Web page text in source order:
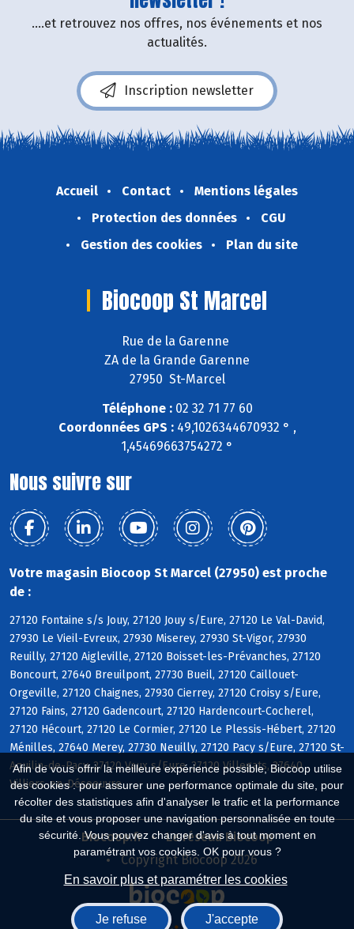
Afin de vous offrir la meilleure expérience possible, Biocoop utilise
des cookies : pour assurer une performance optimale du site, pour
récolter des statistiques afin d'analyser le trafic et la performance
du site et vous proposer une navigation personnalisée en toute
sécurité. Vous pouvez changer d'avis à tout moment en
paramétrant vos cookies. OK pour vous ?
En savoir plus et paramétrer les cookies
Je refuse J'accepte
....et retrouvez nos offres, nos événements et nos
actualités.
Inscription newsletter
Accueil Contact
Mentions légales
Protection des données
CGU
Gestion des cookies
Plan du site
Biocoop St Marcel
Rue de la Garenne
ZA de la Grande Garenne
27950 St-Marcel
Téléphone :02 32 71 77 60
Coordonnées GPS :49,1026344670932 ° ,
1,45469663754272 °
Nous suivre sur
Votre magasin Biocoop St Marcel (27950) est proche
de :
27120 Fontaine s/s Jouy, 27120 Jouy s/Eure, 27120 Le Val-David,
27930 Le Vieil-Evreux, 27930 Miserey, 27930 St-Vigor, 27930
Reuilly, 27120 Aigleville, 27120 Boisset-les-Prévanches, 27120
Boncourt, 27640 Breuilpont, 27730 Bueil, 27120 Caillouet-
Orgeville, 27120 Chaignes, 27930 Cierrey, 27120 Croisy s/Eure,
27120 Fains, 27120 Gadencourt, 27120 Hardencourt-Cocherel,
27120 Hécourt, 27120 Le Cormier, 27120 Le Plessis-Hébert, 27120
Ménilles, 27640 Merey, 27730 Neuilly, 27120 Pacy s/Eure, 27120 St-
Aquilin-de-Pacy, 27120 Vaux s/Eure, 27120 Villegats, 27640
Villiers-en-Désoeuvre
Biocoop.fr
Le réseau Biocoop
Copyright Biocoop 2026